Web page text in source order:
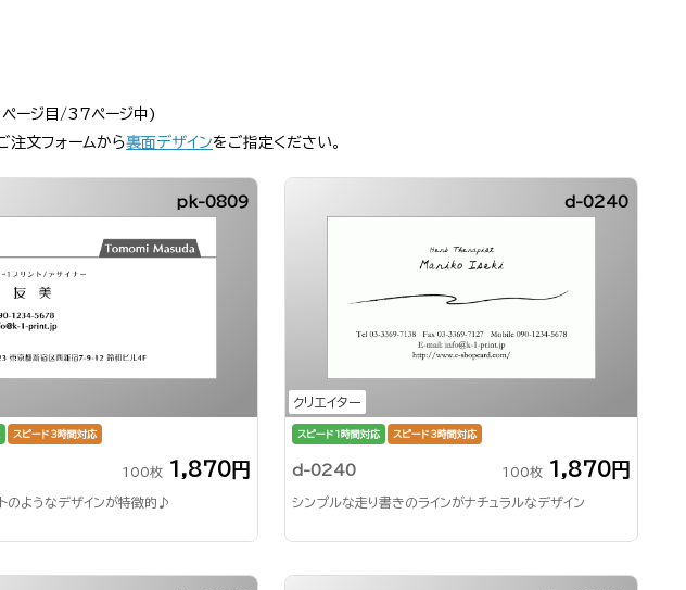
ページ目/37ページ中)
注文フォームから裏面デザインをご指定ください。
pk-0809
スピード3時間対応
100枚 1,870円
のようなデザインが特徴的♪
クリエイター
d-0240
スピード1時間対応 スピード3時間対応
d-0240 100枚 1,870円
シンプルな走り書きのラインがナチュラルなデザイン